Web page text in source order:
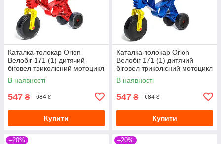
Каталка-толокар Orion
Велобіг 171 (1) дитячий
біговел триколісний мотоцикл
із клаксоном, червоний
В наявності
547 ₴ 684 ₴
Купити
Каталка-толокар Orion
Велобіг 171 (1) дитячий
біговел триколісний мотоцикл
із клаксоном, синій
В наявності
547 ₴ 684 ₴
Купити
–20% –20%